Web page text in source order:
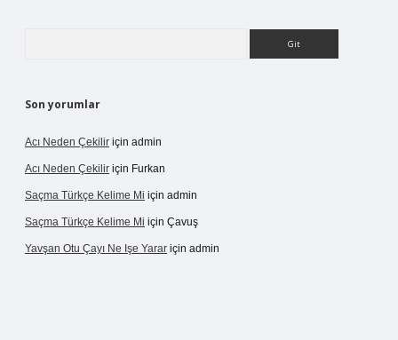
Son yorumlar
Acı Neden Çekilir için admin
Acı Neden Çekilir için Furkan
Saçma Türkçe Kelime Mi için admin
Saçma Türkçe Kelime Mi için Çavuş
Yavşan Otu Çayı Ne Işe Yarar için admin